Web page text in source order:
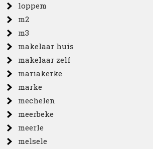
loppem
m2
m3
makelaar huis
makelaar zelf
mariakerke
marke
mechelen
meerbeke
meerle
melsele